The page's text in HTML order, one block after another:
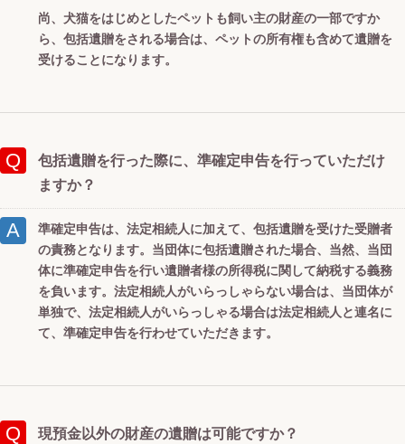
尚、犬猫をはじめとしたペットも飼い主の財産の一部ですか
ら、包括遺贈をされる場合は、ペットの所有権も含めて遺贈を
受けることになります。
包括遺贈を行った際に、準確定申告を行っていただけ
ますか？
準確定申告は、法定相続人に加えて、包括遺贈を受けた受贈者
の責務となります。当団体に包括遺贈された場合、当然、当団
体に準確定申告を行い遺贈者様の所得税に関して納税する義務
を負います。法定相続人がいらっしゃらない場合は、当団体が
単独で、法定相続人がいらっしゃる場合は法定相続人と連名に
て、準確定申告を行わせていただきます。
現預金以外の財産の遺贈は可能ですか？